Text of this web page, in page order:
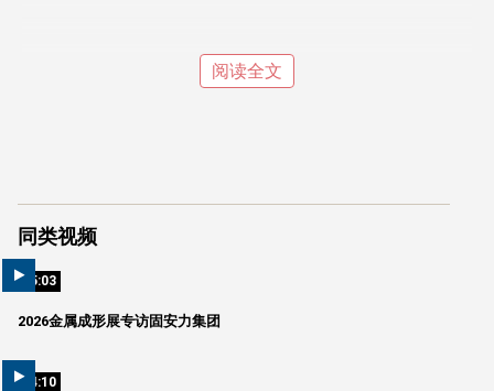
阅读全文
同类视频
05:03
2026金属成形展专访固安力集团
04:10